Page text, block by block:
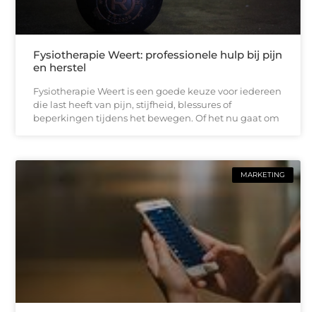
Fysiotherapie Weert: professionele hulp bij pijn
en herstel
Fysiotherapie Weert is een goede keuze voor iedereen
die last heeft van pijn, stijfheid, blessures of
beperkingen tijdens het bewegen. Of het nu gaat om
MARKETING